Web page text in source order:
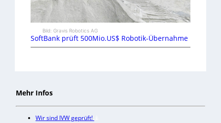
Bild: Gravis Robotics AG
SoftBank prüft 500Mio.US$ Robotik-Übernahme
Mehr Infos
Wir sind IVW geprüft!